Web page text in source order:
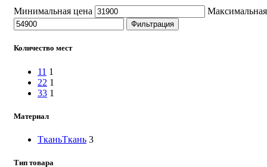
Минимальная цена
Фильтрация
Количество мест
11 1
22 1
33 1
Материал
ТканьТкань 3
Тип товара